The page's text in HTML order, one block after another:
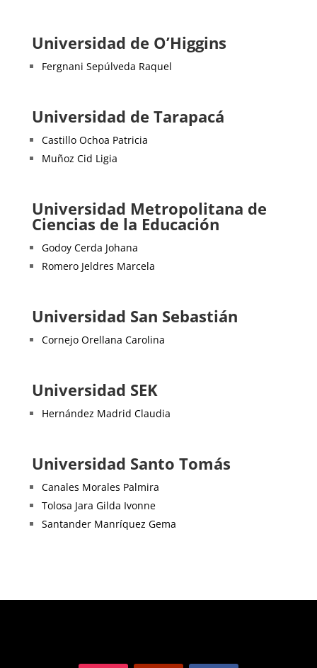
Universidad de O’Higgins
Fergnani Sepúlveda Raquel
Universidad de Tarapacá
Castillo Ochoa Patricia
Muñoz Cid Ligia
Universidad Metropolitana de
Ciencias de la Educación
Godoy Cerda Johana
Romero Jeldres Marcela
Universidad San Sebastián
Cornejo Orellana Carolina
Universidad SEK
Hernández Madrid Claudia
Universidad Santo Tomás
Canales Morales Palmira
Tolosa Jara Gilda Ivonne
Santander Manríquez Gema